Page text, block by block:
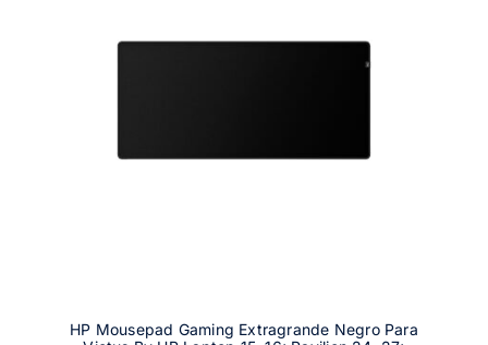
HP Mousepad Gaming Extragrande Negro Para